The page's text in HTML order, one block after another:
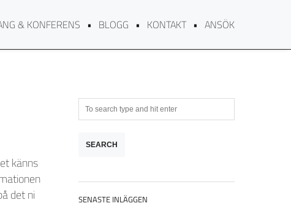
& KONFERENS BLOGG KONTAKT ANSÖK
känns
det ni
SENASTE INLÄGGEN